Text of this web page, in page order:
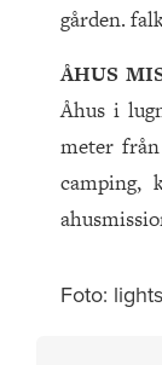
gården.
ÅHUS
Åhus i
meter
camping,
Foto: